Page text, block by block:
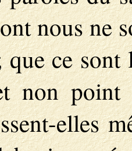
nous ne
ce sont
non point
elles